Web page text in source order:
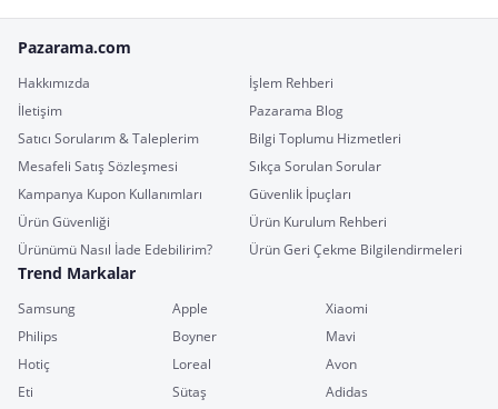
Pazarama.com
Hakkımızda
İşlem Rehberi
İletişim
Pazarama Blog
Satıcı Sorularım & Taleplerim
Bilgi Toplumu Hizmetleri
Mesafeli Satış Sözleşmesi
Sıkça Sorulan Sorular
Kampanya Kupon Kullanımları
Güvenlik İpuçları
Ürün Güvenliği
Ürün Kurulum Rehberi
Ürünümü Nasıl İade Edebilirim?
Ürün Geri Çekme Bilgilendirmeleri
Trend Markalar
Samsung Apple
Xiaomi
Philips
Boyner
Mavi
Hotiç
Loreal
Avon
Eti
Sütaş
Adidas